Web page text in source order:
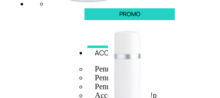
ACCESSORI
Pennelli Viso
Pennelli Occhi
Pennelli Labbra
Accessori Make Up
PROMO